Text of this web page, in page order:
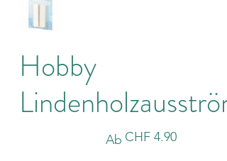
Hobby
Ab Preis
CHF 4.90